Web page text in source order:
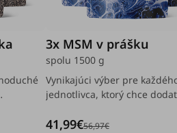
3x MSM v prášku
spolu 1500 g
Vynikajúci výber pre
jednotlivca, ktorý chce
tiež sa postarať o posilnenie
41,99€56,97€